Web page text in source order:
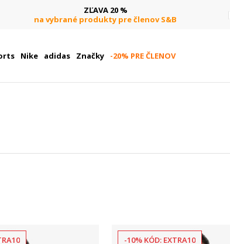
ZĽAVA 20 %
na vybrané produkty pre členov S&B
Nike adidas Značky -20% PRE ČLENOV
-10% KÓD: EXTRA10